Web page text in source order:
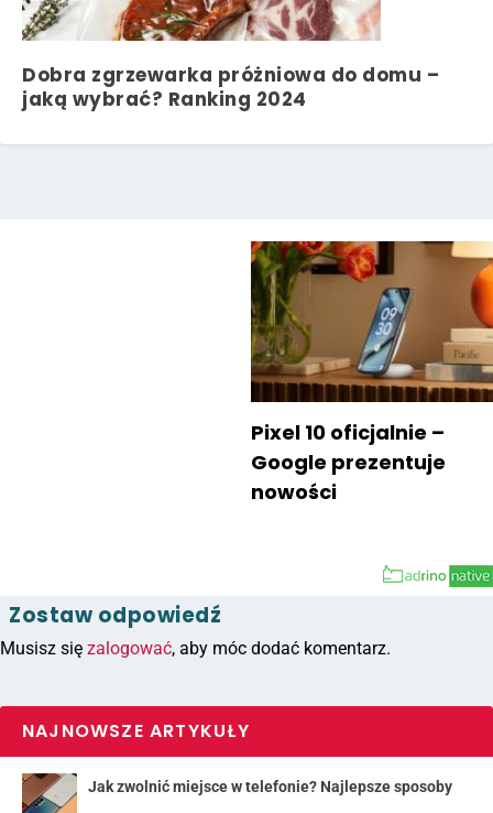
Dobra zgrzewarka próżniowa do domu –
jaką wybrać? Ranking 2024
Pixel 10 oficjalnie –
Google prezentuje
nowości
Zostaw odpowiedź
Musisz się zalogować, aby móc dodać komentarz.
NAJNOWSZE ARTYKUŁY
Jak zwolnić miejsce w telefonie? Najlepsze sposoby